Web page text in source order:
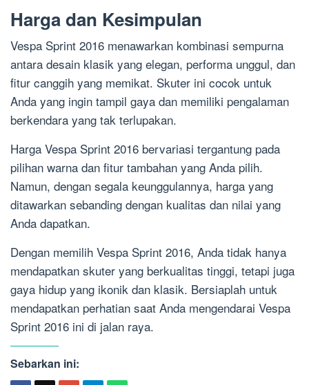
Harga dan Kesimpulan
Vespa Sprint 2016 menawarkan kombinasi sempurna
antara desain klasik yang elegan, performa unggul, dan
fitur canggih yang memikat. Skuter ini cocok untuk
Anda yang ingin tampil gaya dan memiliki pengalaman
berkendara yang tak terlupakan.
Harga Vespa Sprint 2016 bervariasi tergantung pada
pilihan warna dan fitur tambahan yang Anda pilih.
Namun, dengan segala keunggulannya, harga yang
ditawarkan sebanding dengan kualitas dan nilai yang
Anda dapatkan.
Dengan memilih Vespa Sprint 2016, Anda tidak hanya
mendapatkan skuter yang berkualitas tinggi, tetapi juga
gaya hidup yang ikonik dan klasik. Bersiaplah untuk
mendapatkan perhatian saat Anda mengendarai Vespa
Sprint 2016 ini di jalan raya.
Sebarkan ini: